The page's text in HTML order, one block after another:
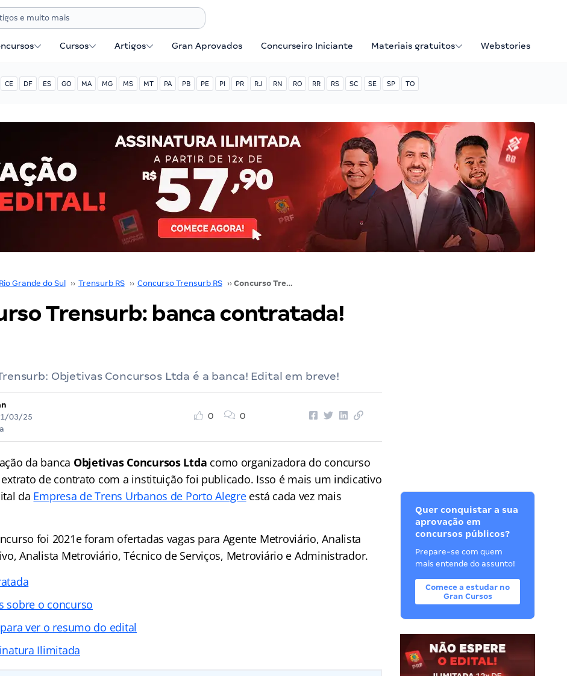
Cursos Artigos Gran Aprovados Concurseiro Iniciante Materiais gratuitos Webstories
CE DF ES GO MA MG MS MT PA PB PE PI PR RJ RN RO RR RS SC SE SP TO
Rio Grande do Sul ›› Trensurb RS ›› Concurso Trensurb RS ›› Concurso Trensurb: banca contratada! Veja!
Trensurb: banca contratada!
Objetivas Concursos Ltda é a banca! Edital em breve!
03/25
0 0
da banca Objetivas Concursos Ltda como organizadora do concurso
de contrato com a instituição foi publicado. Isso é mais um indicativo
da Empresa de Trens Urbanos de Porto Alegreestá cada vez mais
foi 2021e foram ofertadas vagas para Agente Metroviário, Analista
Analista Metroviário, Técnico de Serviços, Metroviário e Administrador.
sobre o concurso
ver o resumo do edital
Ilimitada
Quer conquistar a sua
aprovação em
concursos públicos?
Prepare-se com quem
mais entende do assunto!
Comece a estudar no
Gran Cursos